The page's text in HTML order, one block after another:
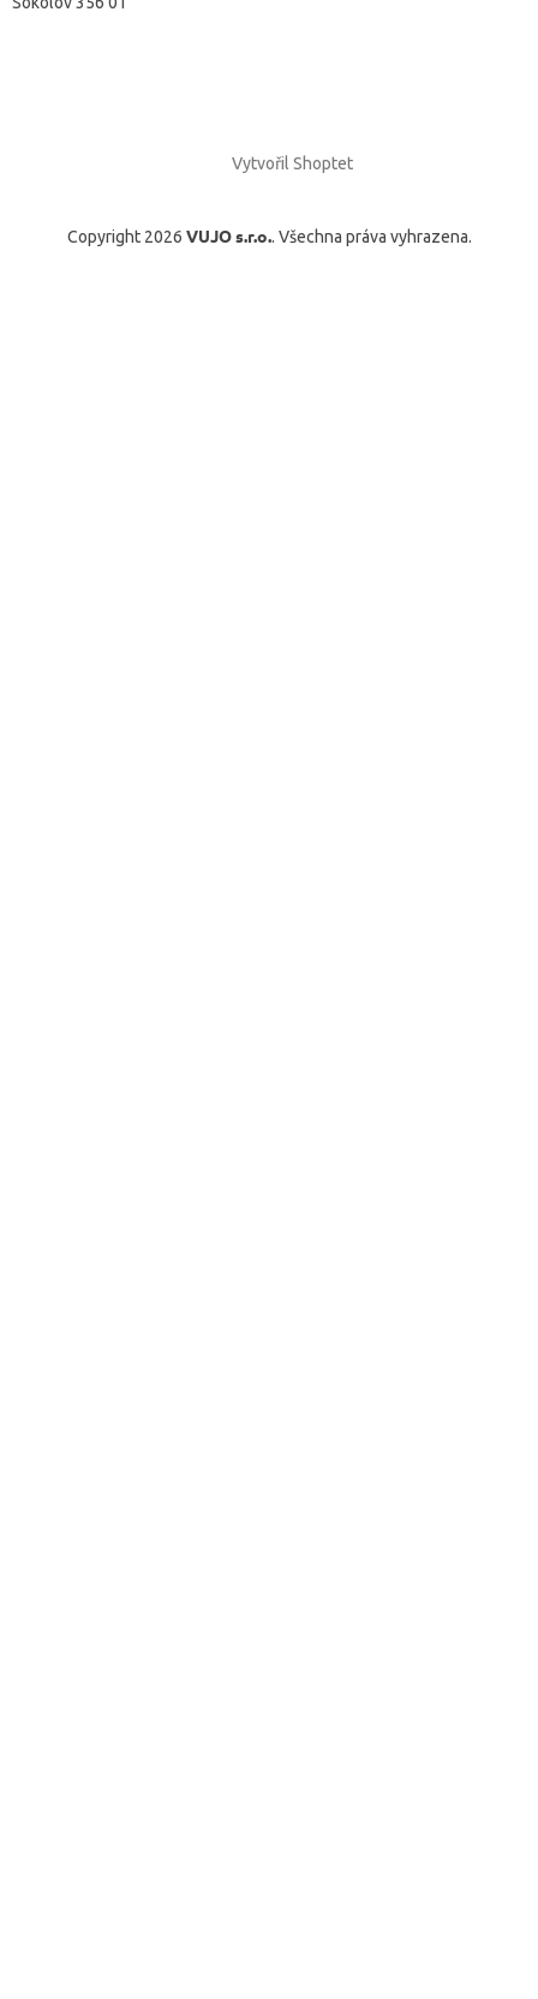
Vytvořil Shoptet
Copyright 2026 VUJO s.r.o.. Všechna práva vyhrazena.